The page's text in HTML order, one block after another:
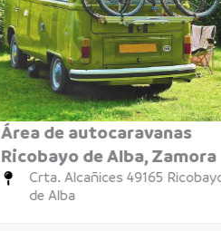
Área de autocaravanas
Ricobayo de Alba, Zamora
Crta. Alcañices 49165
de Alba